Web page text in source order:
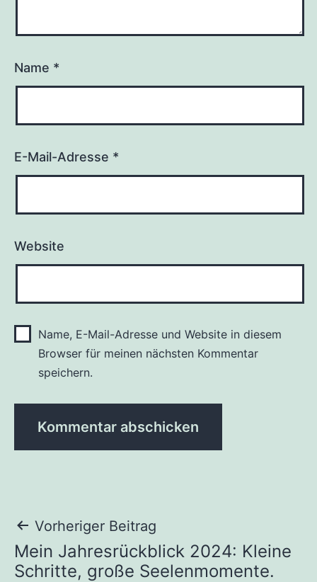
Name *
E-Mail-Adresse *
Website
Name, E-Mail-Adresse und Website in diesem
Browser für meinen nächsten Kommentar
speichern.
Beitragsnavigation
Vorheriger Beitrag
Mein Jahresrückblick 2024: Kleine
Schritte, große Seelenmomente.